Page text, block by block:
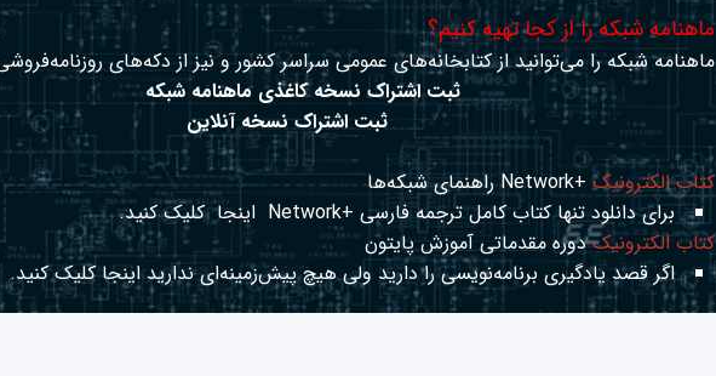
ماهنامه شبکه را از کجا تهیه کنیم؟
ماهنامه شبکه را می‌توانید از کتابخانه‌های عمومی سراسر کشور و نیز از دکه‌های
ثبت اشتراک نسخه کاغذی ماهنامه شبکه
ثبت اشتراک نسخه آنلاین
کتاب الکترونیک +Network راهنمای شبکه‌ها
برای دانلود تنها کتاب کامل ترجمه فارسی +Network
اینجا کلیک کنید.
کتاب الکترونیکدوره مقدماتی آموزش پایتون
اگر قصد یادگیری برنامه‌نویسی را دارید ولی هیچ پیش‌زمینه‌ای نداریداینجا کلیک کنید.